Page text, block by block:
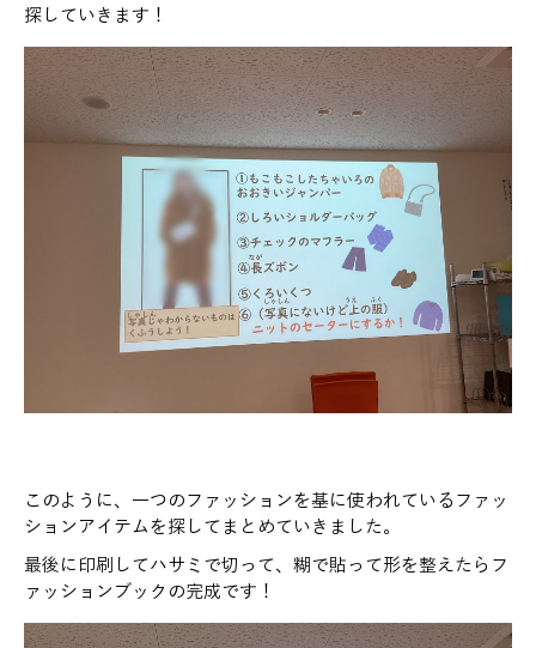
探していきます！
このように、一つのファッションを基に使われているファッ
ションアイテムを探してまとめていきました。
最後に印刷してハサミで切って、糊で貼って形を整えたらフ
ァッションブックの完成です！